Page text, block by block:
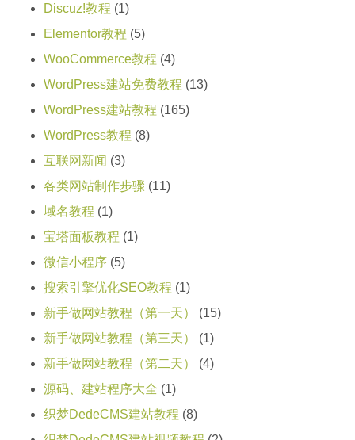
Discuz!教程 (1)
Elementor教程 (5)
WooCommerce教程 (4)
WordPress建站免费教程 (13)
WordPress建站教程 (165)
WordPress教程 (8)
互联网新闻 (3)
各类网站制作步骤 (11)
域名教程 (1)
宝塔面板教程 (1)
微信小程序 (5)
搜索引擎优化SEO教程 (1)
新手做网站教程（第一天）
(15)
新手做网站教程（第三天）
(1)
新手做网站教程（第二天）
(4)
源码、建站程序大全 (1)
织梦DedeCMS建站教程 (8)